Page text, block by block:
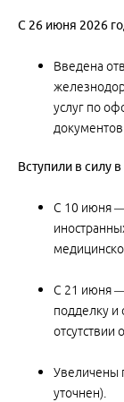
С 26 июня 2026
Введена
услуг по
Вступили в силу
С 10 июня —
С 21 июня —
подделку и
Увеличены
уточнен).